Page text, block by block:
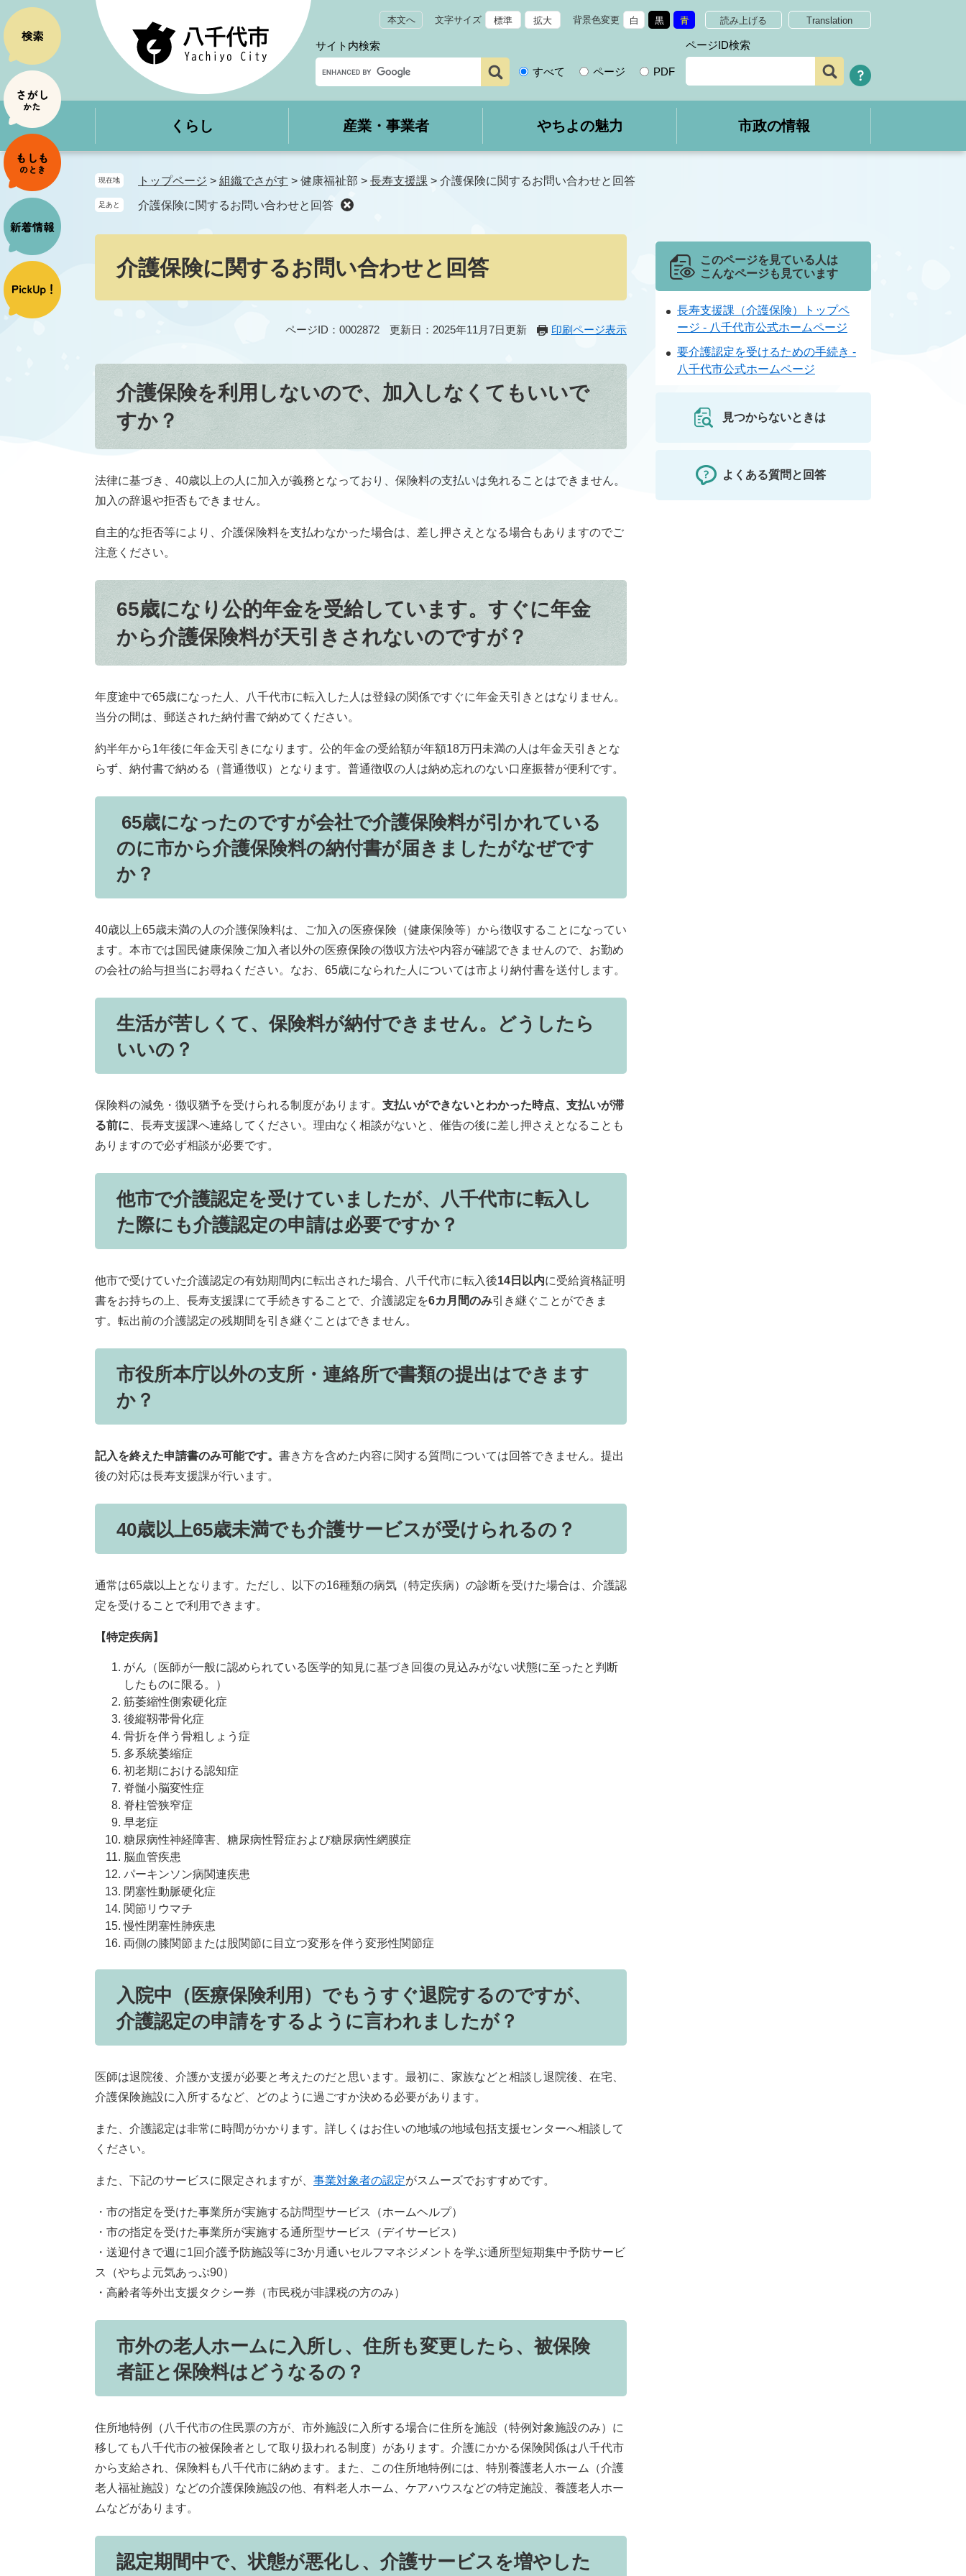
ー
ジ
の
先
頭
で
す
。
ニ
ュ
ー
を
飛
ば
し
て
本
文
本文へ 文字サイズ 標準 拡大 背景色変更 白 黒 青 読み上げる Translation
サイト内検索
すべて ページ PDF
ページID検索
くらし 産業・事業者 やちよの魅力 市政の情報
現在地 トップページ > 組織でさがす > 健康福祉部 > 長寿支援課 > 介護保険に関するお問い合わせと回答
足あと 介護保険に関するお問い合わせと回答
介護保険に関するお問い合わせと回答
ページID：0002872 更新日：2025年11月7日更新 印刷ページ表示
介護保険を利用しないので、加入しなくてもいいで
すか？
法律に基づき、40歳以上の人に加入が義務となっており、保険料の支払いは免れることはできません。
加入の辞退や拒否もできません。
自主的な拒否等により、介護保険料を支払わなかった場合は、差し押さえとなる場合もありますのでご
注意ください。
65歳になり公的年金を受給しています。すぐに年金
から介護保険料が天引きされないのですが？
年度途中で65歳になった人、八千代市に転入した人は登録の関係ですぐに年金天引きとはなりません。
当分の間は、郵送された納付書で納めてください。
約半年から1年後に年金天引きになります。公的年金の受給額が年額18万円未満の人は年金天引きとな
らず、納付書で納める（普通徴収）となります。普通徴収の人は納め忘れのない口座振替が便利です。
65歳になったのですが会社で介護保険料が引かれている
のに市から介護保険料の納付書が届きましたがなぜです
か？
40歳以上65歳未満の人の介護保険料は、ご加入の医療保険（健康保険等）から徴収することになってい
ます。本市では国民健康保険ご加入者以外の医療保険の徴収方法や内容が確認できませんので、お勤め
の会社の給与担当にお尋ねください。なお、65歳になられた人については市より納付書を送付します。
生活が苦しくて、保険料が納付できません。どうしたら
いいの？
保険料の減免・徴収猶予を受けられる制度があります。 支払いができないとわかった時点、支払いが滞
る前に 、長寿支援課へ連絡してください。理由なく相談がないと、催告の後に差し押さえとなることも
ありますので必ず相談が必要です。
他市で介護認定を受けていましたが、八千代市に転入し
た際にも介護認定の申請は必要ですか？
他市で受けていた介護認定の有効期間内に転出された場合、八千代市に転入後14日以内に受給資格証明
書をお持ちの上、長寿支援課にて手続きすることで、介護認定を6カ月間のみ引き継ぐことができま
す。転出前の介護認定の残期間を引き継ぐことはできません。
市役所本庁以外の支所・連絡所で書類の提出はできます
か？
記入を終えた申請書のみ可能です。 書き方を含めた内容に関する質問については回答できません。提出
後の対応は長寿支援課が行います。
40歳以上65歳未満でも介護サービスが受けられるの？
通常は65歳以上となります。ただし、以下の16種類の病気（特定疾病）の診断を受けた場合は、介護認
定を受けることで利用できます。
【特定疾病】
がん（医師が一般に認められている医学的知見に基づき回復の見込みがない状態に至ったと判断
したものに限る。）
筋萎縮性側索硬化症
後縦靱帯骨化症
骨折を伴う骨粗しょう症
多系統萎縮症
初老期における認知症
脊髄小脳変性症
脊柱管狭窄症
早老症
糖尿病性神経障害、糖尿病性腎症および糖尿病性網膜症
脳血管疾患
パーキンソン病関連疾患
閉塞性動脈硬化症
関節リウマチ
慢性閉塞性肺疾患
両側の膝関節または股関節に目立つ変形を伴う変形性関節症
入院中（医療保険利用）でもうすぐ退院するのですが、
介護認定の申請をするように言われましたが？
医師は退院後、介護か支援が必要と考えたのだと思います。最初に、家族などと相談し退院後、在宅、
介護保険施設に入所するなど、どのように過ごすか決める必要があります。
また、介護認定は非常に時間がかかります。詳しくはお住いの地域の地域包括支援センターへ相談して
ください。
また、下記のサービスに限定されますが、 事業対象者の認定がスムーズでおすすめです。
・市の指定を受けた事業所が実施する訪問型サービス（ホームヘルプ）
・市の指定を受けた事業所が実施する通所型サービス（デイサービス）
・送迎付きで週に1回介護予防施設等に3か月通いセルフマネジメントを学ぶ通所型短期集中予防サービ
ス（やちよ元気あっぷ90）
・高齢者等外出支援タクシー券（市民税が非課税の方のみ）
市外の老人ホームに入所し、住所も変更したら、被保険
者証と保険料はどうなるの？
住所地特例（八千代市の住民票の方が、市外施設に入所する場合に住所を施設（特例対象施設のみ）に
移しても八千代市の被保険者として取り扱われる制度）があります。介護にかかる保険関係は八千代市
から支給され、保険料も八千代市に納めます。また、この住所地特例には、特別養護老人ホーム（介護
老人福祉施設）などの介護保険施設の他、有料老人ホーム、ケアハウスなどの特定施設、養護老人ホー
ムなどがあります。
認定期間中で、状態が悪化し、介護サービスを増やした
このページを見ている人は
こんなページも見ています
長寿支援課（介護保険）トップペ
ージ - 八千代市公式ホームページ
要介護認定を受けるための手続き -
八千代市公式ホームページ
見つからないときは
よくある質問と回答